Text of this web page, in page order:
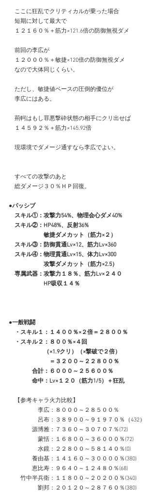
ここに狂乱でクリティカルが乗った場合
短期に対して最大で
１２１６０％＋筋力×121.6倍の防御無視ダメ
前回の李広が
１２０００％＋敏捷×120倍の防御無視ダメ
なので大体同じくらい。
ただし、敏捷値ベースの圧倒的優位が
李広にはある。
荊軻はもし罪悪撃砕状態の相手にクリ出せば
１４５９２％＋筋力×145.92倍
現環境でダメージ通すなら李広でよい。
すべての攻撃のあと
総ダメージ３０％ＨＰ回復。
●パッシブ
スキル①：攻撃力54%、物理会心ダメ40%
スキル②：HP48%、反射36%
敏捷ダメカット（筋力×２）
スキル③：防御貫通Lv×12、筋力Lv×360
スキル④：物理貫通Lv×15、体力Lv×300
攻撃ダメカット（筋力×2.5）
専属武器：攻撃力１８％、筋力Lv×２４０
HP吸収１４％
●一般戦闘
・スキル１：１４００％×２倍＝２８００％
・スキル２：８００％×４回
（×1.9クリ）（×撃破で２倍）
＝３２００～２２８００％
合計：６０００～２５６００％
命中：Lv×１２０（筋力1/5）＋狂乱
【参考キャラ火力比較】
李広：８０００～２８５００％
呂布：３８９００～９１９７０％（432）
源博雅：７３６０～３０７０７％(72)
蒙恬：１６８００～３６０００％(72)
水鏡：２２８００～５８１４０％(0)
養由基：１４１６０～３００００％(380)
恵比寿：９６４０～１２４８０％(68)
竹中半兵衛：１１８００～２０２００％(340)
劉邦：２０１２０～２８７６０％(380)